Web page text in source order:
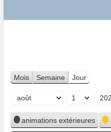
Mois Semaine Jour
Catégories
animations extérieures